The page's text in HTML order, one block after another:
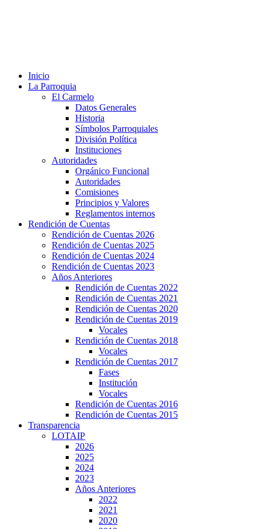
Inicio
La Parroquia
El Carmelo
Datos Generales
Historia
Símbolos Parroquiales
División Política
Instituciones
Autoridades
Orgánico Funcional
Autoridades
Comisiones
Principios y Valores
Reglamentos internos
Rendición de Cuentas
Rendición de Cuentas 2026
Rendición de Cuentas 2025
Rendición de Cuentas 2024
Rendición de Cuentas 2023
Años Anteriores
Rendición de Cuentas 2022
Rendición de Cuentas 2021
Rendición de Cuentas 2020
Rendición de Cuentas 2019
Vocales
Rendición de Cuentas 2018
Vocales
Rendición de Cuentas 2017
Fases
Institución
Vocales
Rendición de Cuentas 2016
Rendición de Cuentas 2015
Transparencia
LOTAIP
2026
2025
2024
2023
Años Anteriores
2022
2021
2020